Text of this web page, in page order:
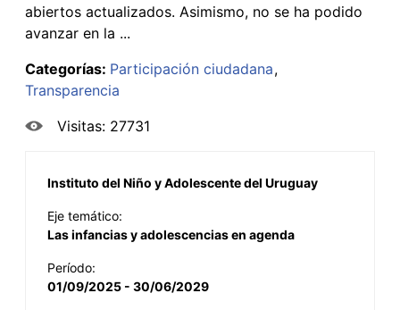
abiertos actualizados. Asimismo, no se ha podido
avanzar en la ...
Categorías: Participación ciudadana
Transparencia
Visitas: 27731
Instituto del Niño y Adolescente del Uruguay
Eje temático:
Las infancias y adolescencias en agenda
Período:
01/09/2025 - 30/06/2029